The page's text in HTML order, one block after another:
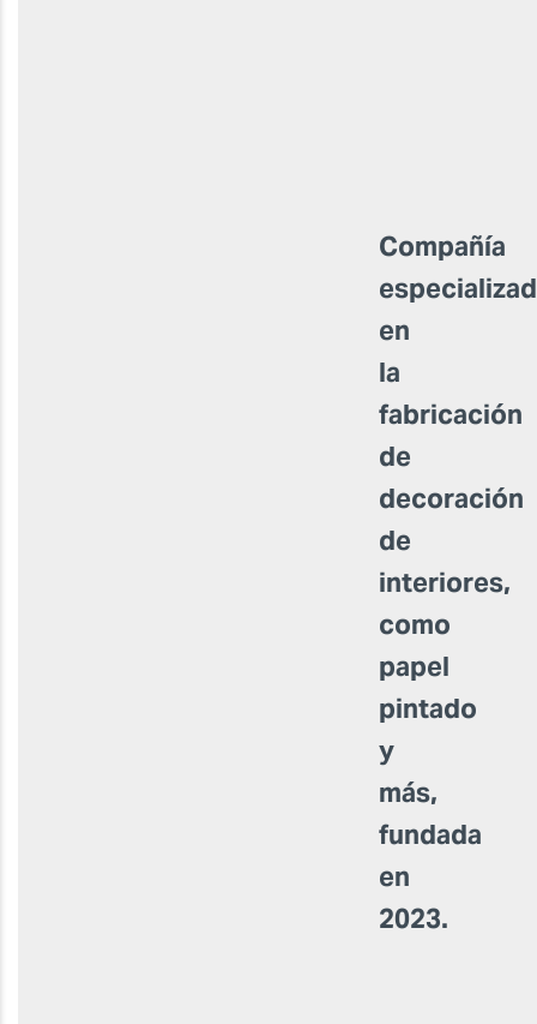
Compañía
en
la
fabricación
de
decoración
de
interiores,
como
papel
pintado
y
más,
fundada
en
2023.